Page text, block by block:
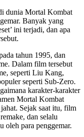
dunia Mortal Kombat
Banyak yang
ini terjadi, dan apa
tahun 1995, dan
Dalam film tersebut
seperti Liu Kang,
seperti Sub-Zero.
karakter-karakter
Mortal Kombat
Sejak saat itu, film
dan selalu
oleh para penggemar.